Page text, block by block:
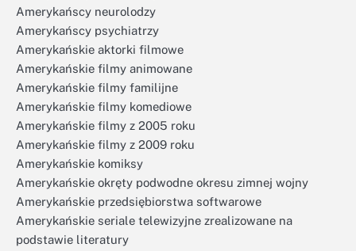
Amerykańscy neurolodzy
Amerykańscy psychiatrzy
Amerykańskie aktorki filmowe
Amerykańskie filmy animowane
Amerykańskie filmy familijne
Amerykańskie filmy komediowe
Amerykańskie filmy z 2005 roku
Amerykańskie filmy z 2009 roku
Amerykańskie komiksy
Amerykańskie okręty podwodne okresu zimnej wojny
Amerykańskie przedsiębiorstwa softwarowe
Amerykańskie seriale telewizyjne zrealizowane na
podstawie literatury